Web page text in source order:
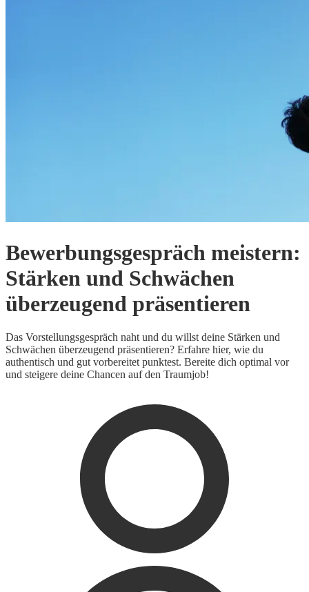
Bewerbungsgespräch meistern:
Stärken und Schwächen
überzeugend präsentieren
Das Vorstellungsgespräch naht und du willst deine Stärken und
Schwächen überzeugend präsentieren? Erfahre hier, wie du
authentisch und gut vorbereitet punktest. Bereite dich optimal vor
und steigere deine Chancen auf den Traumjob!